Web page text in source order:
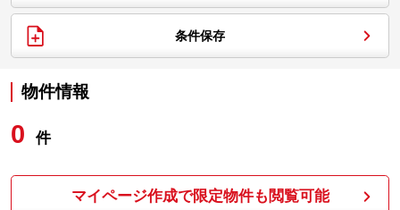
条件保存
物件情報
0 件
マイページ作成で限定物件も閲覧可能